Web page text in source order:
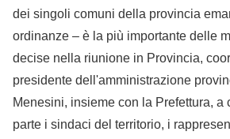
dei singoli comuni della provincia
ordinanze – è la più importante delle
decise nella riunione in Provincia,
presidente dell'amministrazione
Menesini, insieme con la Prefettura, a
parte i sindaci del territorio, i